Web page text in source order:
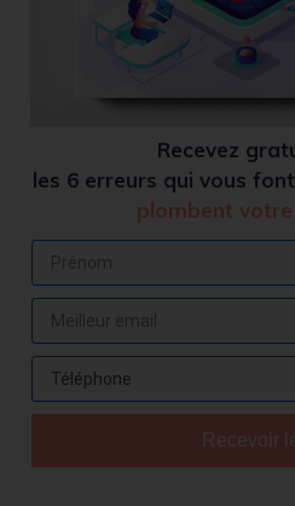
Recevez
les 6 erreurs qui vous font
plombent
Recevoir